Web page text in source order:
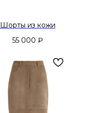
Шорты из кожи
55 000 ₽